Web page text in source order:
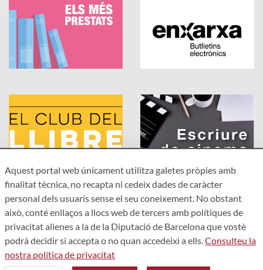
Aquest portal web únicament utilitza galetes pròpies amb
finalitat tècnica, no recapta ni cedeix dades de caràcter
personal dels usuaris sense el seu coneixement. No obstant
això, conté enllaços a llocs web de tercers amb polítiques de
privacitat alienes a la de la Diputació de Barcelona que vostè
podrà decidir si accepta o no quan accedeixi a ells.Consulteu la
nostra política de privacitat